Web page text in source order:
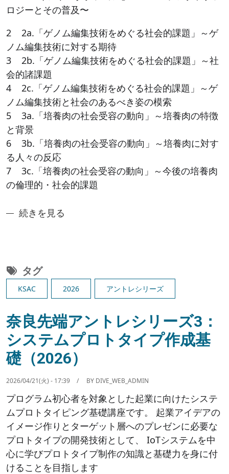
ロジーとその普及〜
2 2a.「ゲノム編集技術をめぐる社会的課題」～ゲ
ノム編集技術に対する期待
3 2b.「ゲノム編集技術をめぐる社会的課題」～社
会的諸課題
4 2c.「ゲノム編集技術をめぐる社会的課題」～ゲ
ノム編集技術と社会のあるべき姿の模索
5 3a.「培養肉の社会受容の動向」～培養肉の特徴
と背景
6 3b.「培養肉の社会受容の動向」～培養肉に対す
る人々の反応
7 3c.「培養肉の社会受容の動向」～今後の培養肉
の倫理的・社会的課題
奈良先端アントレシリーズ4：先端科学技術と社
続きを見る
タグ
KSAC 2026 アントレシリーズ
奈良先端アントレシリーズ3：
システムプロトタイプ作成基
礎（2026）
2026/04/21(火) - 17:39 BY DIVE_WEB_ADMIN
プログラム初心者を対象とした起業に向けたシステ
ムプロトタイピング基礎講座です。 起業アイデアの
イメージ作りとターゲット層へのプレゼンに必要な
プロトタイプの開発技術として、 IoTシステムを中
心に学びプロトタイプ制作の知識と基礎力を身に付
けることを目指します